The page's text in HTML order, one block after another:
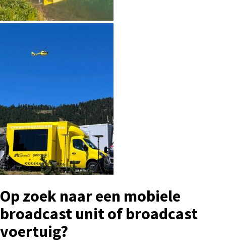
Op zoek naar een mobiele
broadcast unit of broadcast
voertuig?